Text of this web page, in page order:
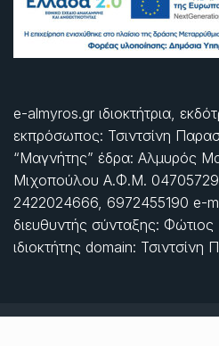
e-almyros.gr ιδιοκτήτρια,
εκπρόσωπος: Τσιντσίνη
“Μαγνήτης” έδρα: Αλμυρός
Μιχοπούλου Α.Φ.Μ.
2422024666, 6972455190 e-
διευθυντής σύνταξης: Φώτιος
ιδιοκτήτης domain: Τσιντσίνη